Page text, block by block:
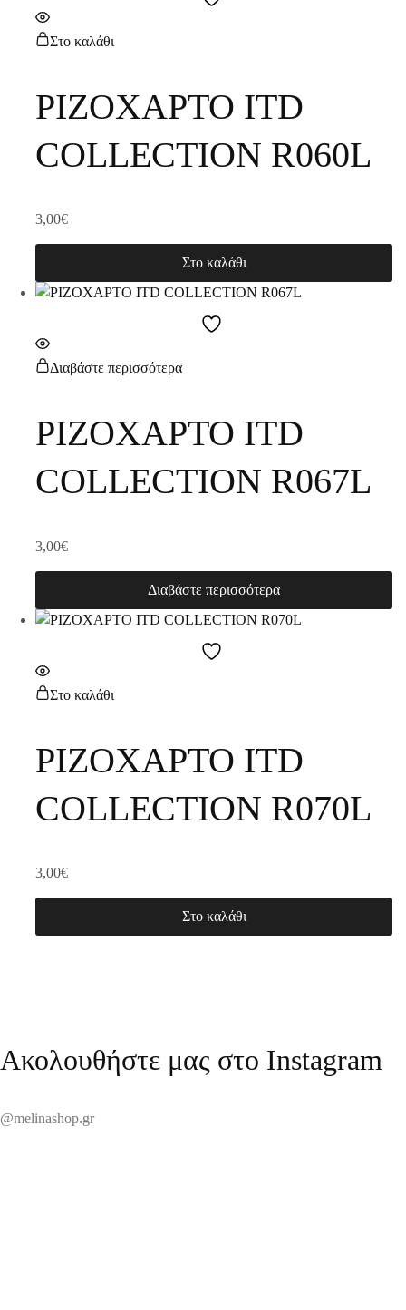
Στο καλάθι
ΡΙΖΟΧΑΡΤΟ ITD
COLLECTION R060L
3,00€
Στο καλάθι
Διαβάστε περισσότερα
ΡΙΖΟΧΑΡΤΟ ITD
COLLECTION R067L
3,00€
Διαβάστε περισσότερα
Στο καλάθι
ΡΙΖΟΧΑΡΤΟ ITD
COLLECTION R070L
3,00€
Στο καλάθι
Ακολουθήστε μας στο Instagram
@melinashop.gr